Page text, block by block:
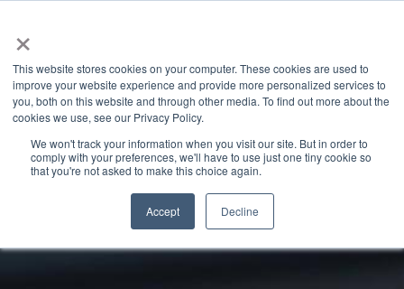
×
This website stores cookies on your computer. These cookies are used to
improve your website experience and provide more personalized services to
you, both on this website and through other media. To find out more about the
cookies we use, see our Privacy Policy.
We won't track your information when you visit our site. But in order to
comply with your preferences, we'll have to use just one tiny cookie so
that you're not asked to make this choice again.
Accept Decline
Latest News